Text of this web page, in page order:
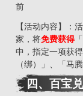
前
【活动内容】：
家，将免费获得
中，指定一项获
（绑）」、「马
四、百宝